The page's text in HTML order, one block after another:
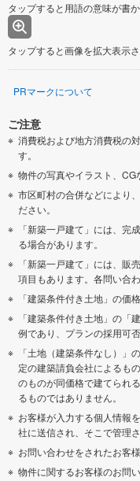
タップすると用語の意味が書
タップすると画像を拡大表示さ
PRマークについて
ご注意
消費税および地方消費税の
す。
物件の写真やイラスト、CG
市区町村の合併などにより
ださい。
「新築一戸建て」には、完
る場合があります。
「新築一戸建て」には、販
項目もあります。各問い合
「建築条件付き土地」の価
「建築条件付き土地」の「
例であり、プランの採用可否
「土地（建築条件なし）」
定の建築請負会社によるも
のものが同価格で建てられ
るものではありません。
お客様が入力する個人情報
社に送信され、そこで管理さ
お問い合わせをされたお客
物件に関するお客様のお問